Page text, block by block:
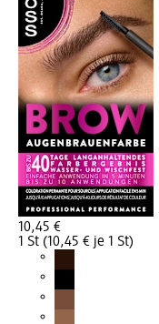
10,45 €
1 St (10,45 € je 1 St)